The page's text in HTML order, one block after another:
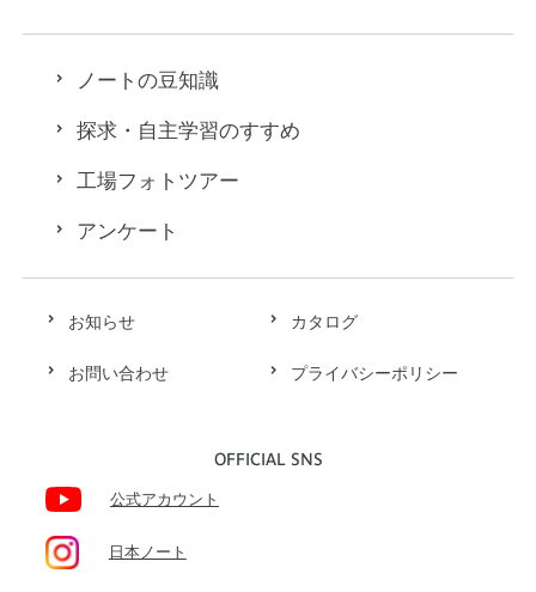
お知らせ カタログ
お問い合わせ プライバシーポリシー
OFFICIAL SNS
公式アカウント
日本ノート
ノートの豆知識
探求・自主学習のすすめ
工場フォトツアー
アンケート